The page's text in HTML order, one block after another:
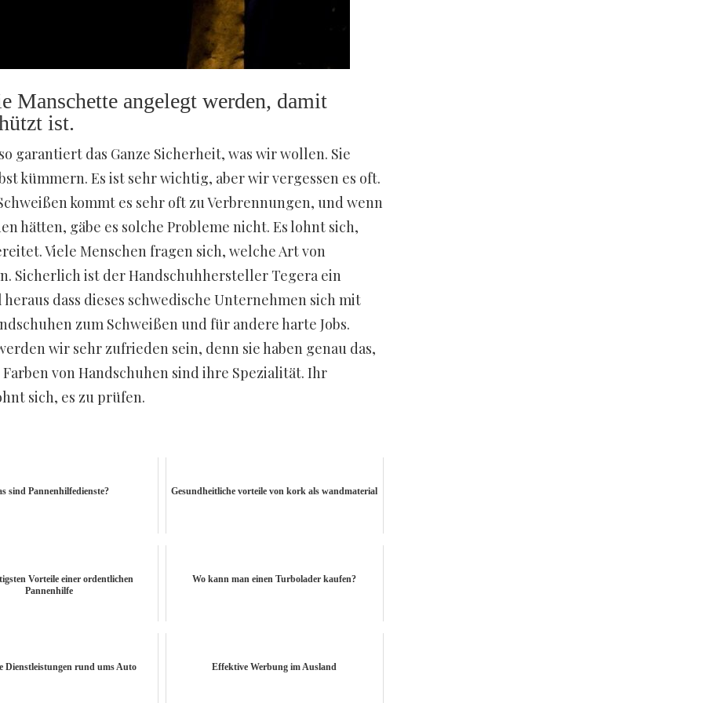
Manschette angelegt werden, damit
ist.
garantiert das Ganze Sicherheit, was wir wollen. Sie
kümmern. Es ist sehr wichtig, aber wir vergessen es oft.
kommt es sehr oft zu Verbrennungen, und wenn
hätten, gäbe es solche Probleme nicht. Es lohnt sich,
Viele Menschen fragen sich, welche Art von
Sicherlich ist der Handschuhhersteller Tegera ein
dass dieses schwedische Unternehmen sich mit
zum Schweißen und für andere harte Jobs.
wir sehr zufrieden sein, denn sie haben genau das,
von Handschuhen sind ihre Spezialität. Ihr
sich, es zu prüfen.
sind Pannenhilfedienste? Gesundheitliche vorteile von kork als wandmaterial
Vorteile einer ordentlichen
Pannenhilfe
Wo kann man einen Turbolader kaufen?
Dienstleistungen rund ums Auto Effektive Werbung im Ausland